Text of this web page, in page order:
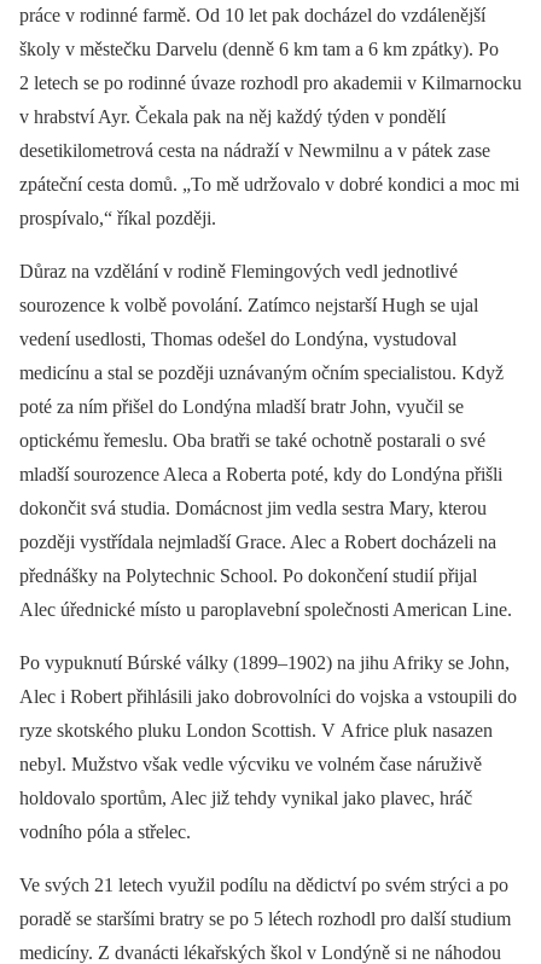
práce v rodinné farmě. Od 10 let pak docházel do vzdálenější
školy v městečku Darvelu (denně 6 km tam a 6 km zpátky). Po
2 letech se po rodinné úvaze rozhodl pro akademii v Kilmarnocku
v hrabství Ayr. Čekala pak na něj každý týden v pondělí
desetikilometrová cesta na nádraží v Newmilnu a v pátek zase
zpáteční cesta domů. „To mě udržovalo v dobré kondici a moc mi
prospívalo,“ říkal později.
Důraz na vzdělání v rodině Flemingových vedl jednotlivé
sourozence k volbě povolání. Zatímco nejstarší Hugh se ujal
vedení usedlosti, Thomas odešel do Londýna, vystudoval
medicínu a stal se později uznávaným očním specialistou. Když
poté za ním přišel do Londýna mladší bratr John, vyučil se
optickému řemeslu. Oba bratři se také ochotně postarali o své
mladší sourozence Aleca a Roberta poté, kdy do Londýna přišli
dokončit svá studia. Domácnost jim vedla sestra Mary, kterou
později vystřídala nejmladší Grace. Alec a Robert docházeli na
přednášky na Polytechnic School. Po dokončení studií přijal
Alec úřednické místo u paroplavební společnosti American Line.
Po vypuknutí Búrské války (1899–1902) na jihu Afriky se John,
Alec i Robert přihlásili jako dobrovolníci do vojska a vstoupili do
ryze skotského pluku London Scottish. V Africe pluk nasazen
nebyl. Mužstvo však vedle výcviku ve volném čase náruživě
holdovalo sportům, Alec již tehdy vynikal jako plavec, hráč
vodního póla a střelec.
Ve svých 21 letech využil podílu na dědictví po svém strýci a po
poradě se staršími bratry se po 5 létech rozhodl pro další studium
medicíny. Z dvanácti lékařských škol v Londýně si ne náhodou